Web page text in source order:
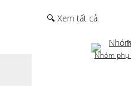
🔍 Xem tất cả
Nhóm phụ